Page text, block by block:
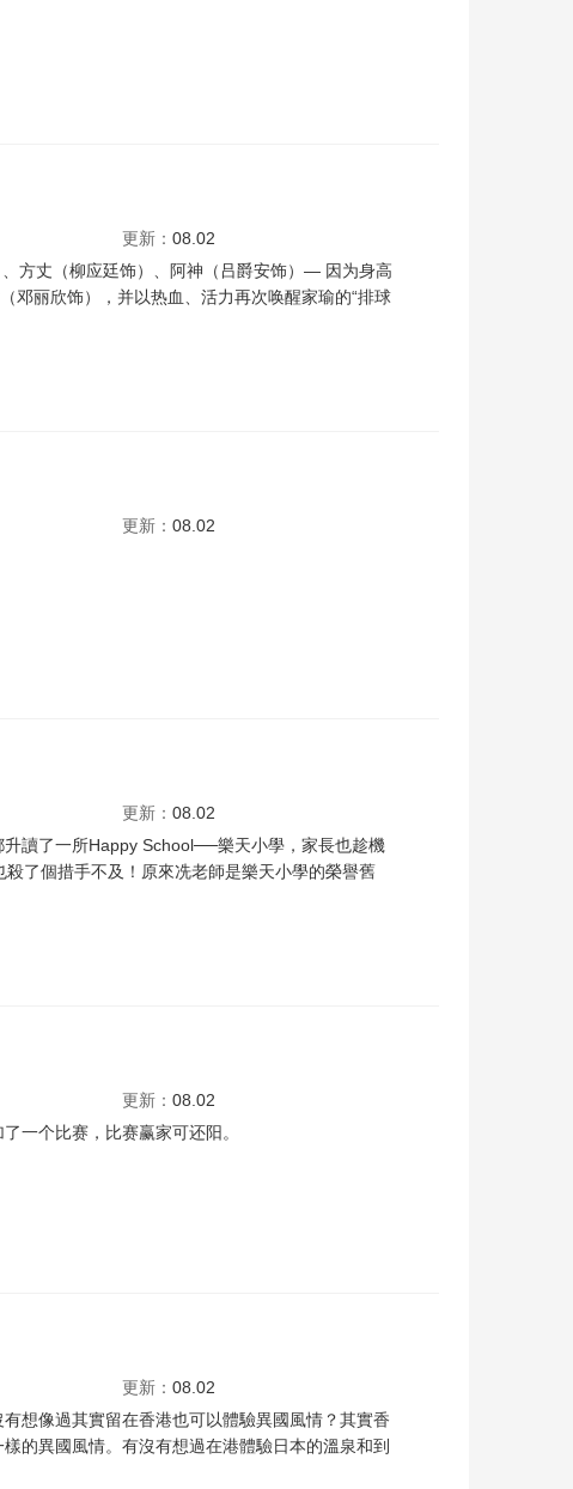
更新： 08.02
方丈（柳应廷饰）、阿神（吕爵安饰）— 因为身高
邓丽欣饰），并以热血、活力再次唤醒家瑜的“排球
安立
更新： 08.02
更新： 08.02
讀了一所Happy School──樂天小學，家長也趁機
了個措手不及！原來冼老師是樂天小學的榮譽舊
更新： 08.02
一个比赛，比赛赢家可还阳。
更新： 08.02
想像過其實留在香港也可以體驗異國風情？其實香
的異國風情。有沒有想過在港體驗日本的溫泉和到